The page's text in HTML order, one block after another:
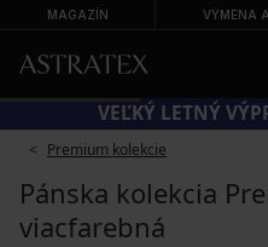
MAGAZÍN VÝMENA
VEĽKÝ LETNÝ
Premium kolekcie
Pánska kolekcia
viacfarebná